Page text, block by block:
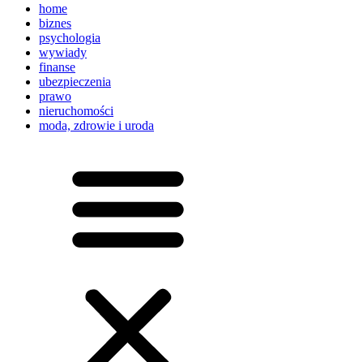
home
biznes
psychologia
wywiady
finanse
ubezpieczenia
prawo
nieruchomości
moda, zdrowie i uroda